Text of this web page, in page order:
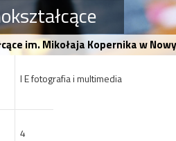
im. Mikołaja Kopernika w
I E fotografia i multimedia
4